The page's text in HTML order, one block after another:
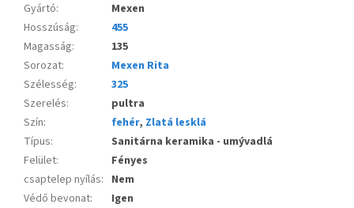
Gyártó:
Mexen
Hosszúság:
455
Magasság:
135
Sorozat:
Mexen Rita
Szélesség:
325
Szerelés:
pultra
Szín: fehér, Zlatá lesklá
Típus:
Sanitárna keramika - umývadlá
Felület:
Fényes
csaptelep nyílás: Nem
Védő bevonat:
Igen